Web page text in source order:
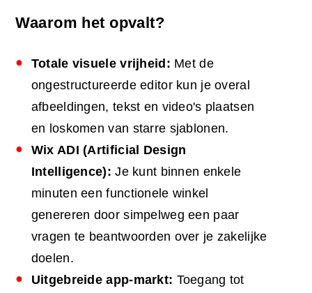
Waarom het opvalt?
Totale visuele vrijheid: Met de
ongestructureerde editor kun je overal
afbeeldingen, tekst en video's plaatsen
en loskomen van starre sjablonen.
Wix ADI (Artificial Design
Intelligence): Je kunt binnen enkele
minuten een functionele winkel
genereren door simpelweg een paar
vragen te beantwoorden over je zakelijke
doelen.
Uitgebreide app-markt: Toegang tot